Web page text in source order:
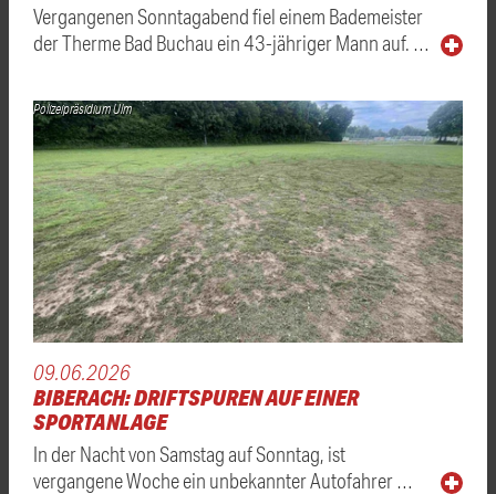
Vergangenen Sonntagabend fiel einem Bademeister
der Therme Bad Buchau ein 43-jähriger Mann auf. …
Polizeipräsidium Ulm
09.06.2026
BIBERACH: DRIFTSPUREN AUF EINER
SPORTANLAGE
In der Nacht von Samstag auf Sonntag, ist
vergangene Woche ein unbekannter Autofahrer …